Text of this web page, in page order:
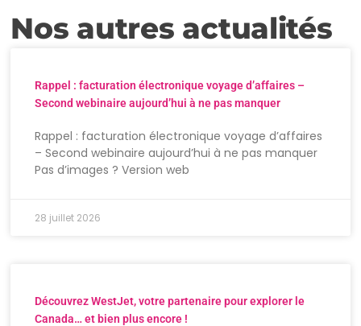
Nos autres actualités
Rappel : facturation électronique voyage d’affaires –
Second webinaire aujourd’hui à ne pas manquer
Rappel : facturation électronique voyage d’affaires
– Second webinaire aujourd’hui à ne pas manquer
Pas d’images ? Version web
28 juillet 2026
Découvrez WestJet, votre partenaire pour explorer le
Canada… et bien plus encore !